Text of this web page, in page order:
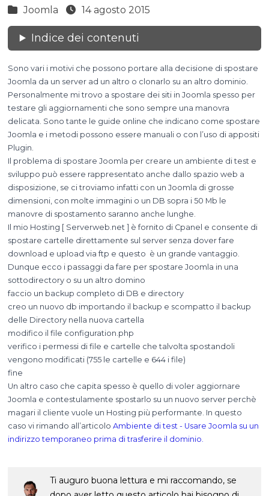
Joomla 14 agosto 2015
Indice dei contenuti
Sono vari i motivi che possono portare alla decisione di spostare
Joomla da un server ad un altro o clonarlo su an altro dominio.
Personalmente mi trovo a spostare dei siti in Joomla spesso per
testare gli aggiornamenti che sono sempre una manovra
delicata. Sono tante le guide online che indicano come spostare
Joomla e i metodi possono essere manuali o con l’uso di appositi
Plugin.
Il problema di spostare Joomla per creare un ambiente di test e
sviluppo può essere rappresentato anche dallo spazio web a
disposizione, se ci troviamo infatti con un Joomla di grosse
dimensioni, con molte immagini o un DB sopra i 50 Mb le
manovre di spostamento saranno anche lunghe.
Il mio Hosting [ Serverweb.net ] è fornito di Cpanel e consente di
spostare cartelle direttamente sul server senza dover fare
download e upload via ftp e questo è un grande vantaggio.
Dunque ecco i passaggi da fare per spostare Joomla in una
sottodirectory o su un altro domino
faccio un backup completo di DB e directory
creo un nuovo db importando il backup e scompatto il backup
delle Directory nella nuova cartella
modifico il file configuration.php
verifico i permessi di file e cartelle che talvolta spostandoli
vengono modificati (755 le cartelle e 644 i file)
fine
Un altro caso che capita spesso è quello di voler aggiornare
Joomla e contestulamente spostarlo su un nuovo server perchè
magari il cliente vuole un Hosting più performante. In questo
caso vi rimando all’articolo Ambiente di test - Usare Joomla su un
indirizzo temporaneo prima di trasferire il dominio.
Ti auguro buona lettura e mi raccomando, se